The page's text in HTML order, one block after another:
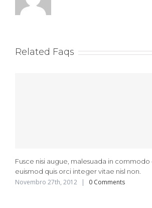
Related Faqs
Fusce nisi augue, malesuada in commodo
euismod quis orci integer vitae nisl non.
Novembro 27th, 2012 | 0 Comments